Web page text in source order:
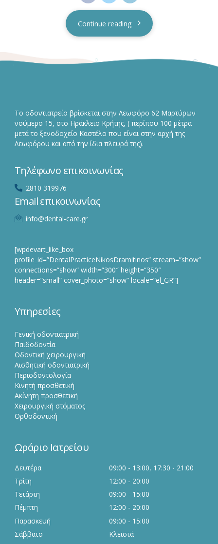
Continue reading
Το οδοντιατρείο βρίσκεται στην Λεωφόρο 62 Μαρτύρων
νούμερο 15, στο Ηράκλειο Κρήτης, ( περίπου 100 μέτρα
μετά το ξενοδοχείο Καστέλο που είναι στην αρχή της
Λεωφόρου και από την ίδια πλευρά της).
Τηλέφωνο επικοινωνίας
2810 319976
Email επικοινωνίας
info@dental-care.gr
[wpdevart_like_box
profile_id=”DentalPracticeNikosDramitinos” stream=”show”
connections=”show” width=”300″ height=”350″
header=”small” cover_photo=”show” locale=”el_GR”]
Υπηρεσίες
Γενική οδοντιατρική
Παιδοδοντία
Οδοντική χειρουργική
Αισθητική οδοντιατρική
Περιοδοντολογία
Κινητή προσθετική
Ακίνητη προσθετική
Χειρουργική στόματος
Ορθοδοντική
Ωράριο Ιατρείου
Δευτέρα
09:00 - 13:00, 17:30 - 21:00
Τρίτη
12:00 - 20:00
Τετάρτη
09:00 - 15:00
Πέμπτη
12:00 - 20:00
Παρασκευή
09:00 - 15:00
Σάββατο
Κλειστά